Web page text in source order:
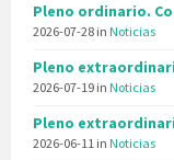
Pleno ordinario.
2026-07-28 in Noticias
Pleno
2026-07-19 in Noticias
Pleno
2026-06-11 in Noticias